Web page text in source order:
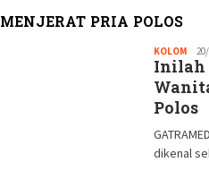
MENJERAT PRIA POLOS
KOLOM
GM
Inilah
Polos
dikenal